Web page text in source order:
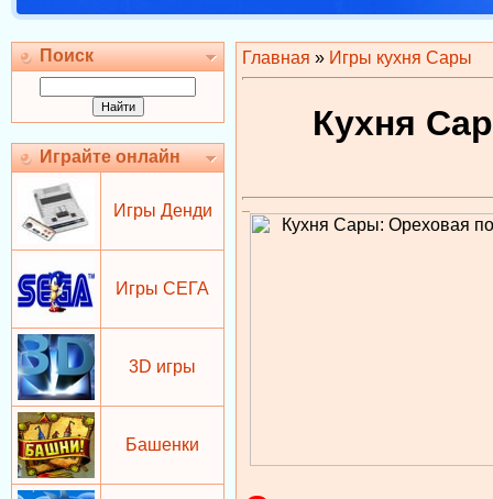
Поиск
Играйте онлайн
Игры Денди
Игры СЕГА
3D игры
Башенки
Главная » Игры кухня Сары
Кухня